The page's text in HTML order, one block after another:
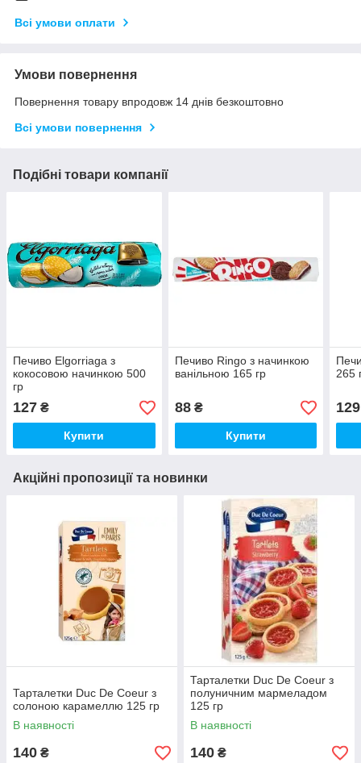
Всі умови оплати
Умови повернення
Повернення товару впродовж 14 днів безкоштовно
Всі умови повернення
Подібні товари компанії
Печиво Elgorriaga з
кокосовою начинкою 500
гр
127 ₴
Купити
Печиво Ringo з начинкою
ванільною 165 гр
88₴
Купити
265
129
Акційні пропозиції та новинки
Тарталетки Duc De Coeur з
солоною карамеллю 125 гр
В наявності
140 ₴
Тарталетки Duc De Coeur з
полуничним мармеладом
125 гр
В наявності
140 ₴